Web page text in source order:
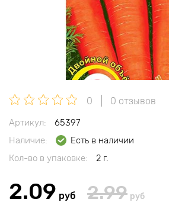
0 0 отзывов
Артикул:
65397
Наличие:
Есть в наличии
Кол-во в упаковке:
2 г.
2.09 руб 2.99 руб